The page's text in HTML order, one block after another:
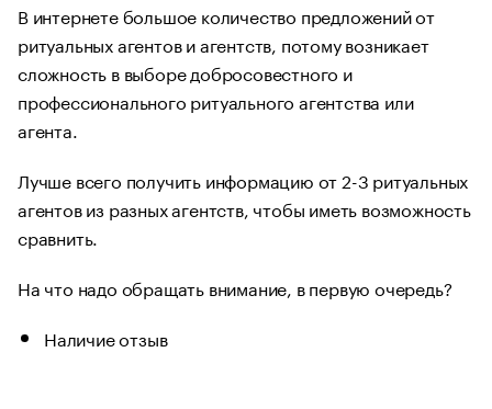
В интернете большое количество предложений от
ритуальных агентов и агентств, потому возникает
сложность в выборе добросовестного и
профессионального ритуального агентства или
агента.
Лучше всего получить информацию от 2-3 ритуальных
агентов из разных агентств, чтобы иметь возможность
сравнить.
На что надо обращать внимание, в первую очередь?
Наличие отзыв